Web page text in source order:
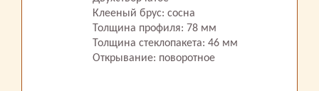
Клееный брус: сосна
Толщина профиля: 78 мм
Толщина стеклопакета: 46 мм
Открывание: поворотное